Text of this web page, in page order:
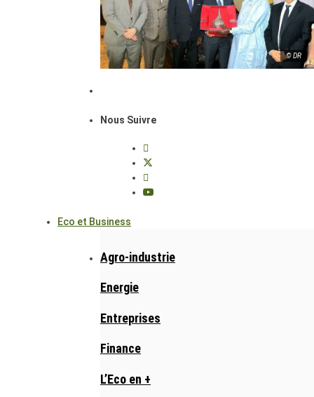
© DR
Nous Suivre
Eco et Business
Agro-industrie
Energie
Entreprises
Finance
L’Eco en +